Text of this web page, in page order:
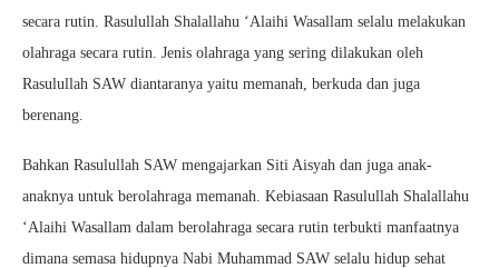
secara rutin. Rasulullah Shalallahu ‘Alaihi Wasallam selalu melakukan
olahraga secara rutin. Jenis olahraga yang sering dilakukan oleh
Rasulullah SAW diantaranya yaitu memanah, berkuda dan juga
berenang.
Bahkan Rasulullah SAW mengajarkan Siti Aisyah dan juga anak-
anaknya untuk berolahraga memanah. Kebiasaan Rasulullah Shalallahu
‘Alaihi Wasallam dalam berolahraga secara rutin terbukti manfaatnya
dimana semasa hidupnya Nabi Muhammad SAW selalu hidup sehat